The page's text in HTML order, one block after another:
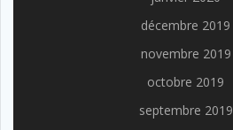
décembre 2019
novembre 2019
octobre 2019
septembre 2019